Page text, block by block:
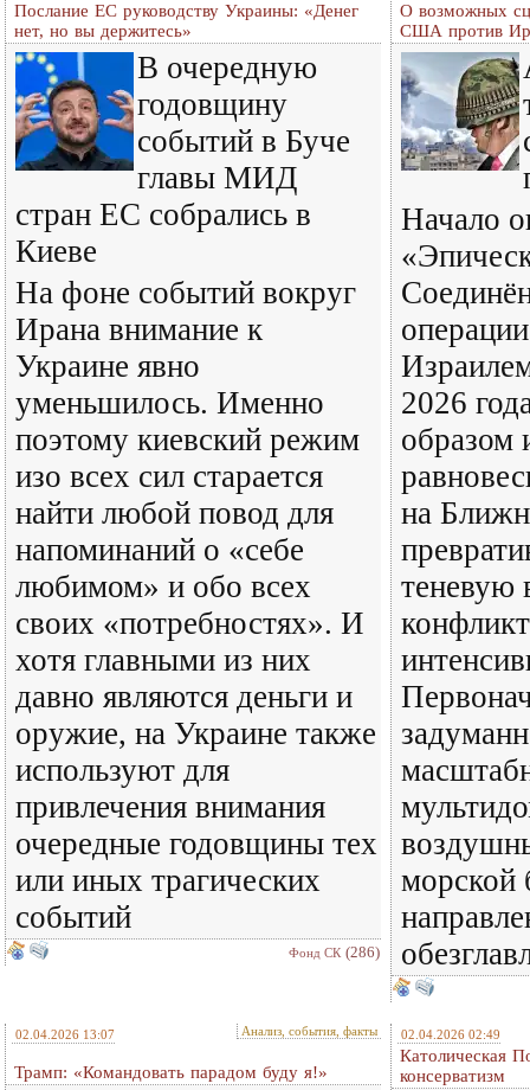
Послание ЕС руководству Украины: «Денег
нет, но вы держитесь»
В очередную
годовщину
событий в Буче
главы МИД
стран ЕС собрались в
Киеве
На фоне событий вокруг
Ирана внимание к
Украине явно
уменьшилось. Именно
поэтому киевский режим
изо всех сил старается
найти любой повод для
напоминаний о «себе
любимом» и обо всех
своих «потребностях». И
хотя главными из них
давно являются деньги и
оружие, на Украине также
используют для
привлечения внимания
очередные годовщины тех
или иных трагических
событий
Фонд СК (286)
О возможных
США против
Начало
2026
образом
на
теневую
морской
02.04.2026 13:07 Анализ, события, факты
Трамп: «Командовать парадом буду я!»
02.04.2026 02:49
Католическая
консерватизм